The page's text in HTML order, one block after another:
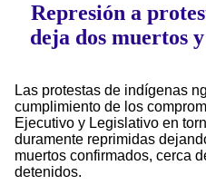
Represión a
deja dos muertos
Las protestas de indígenas
cumplimiento de los
Ejecutivo y Legislativo en
duramente reprimidas
muertos confirmados, cerca
detenidos.